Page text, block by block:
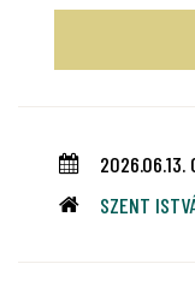
SZENT